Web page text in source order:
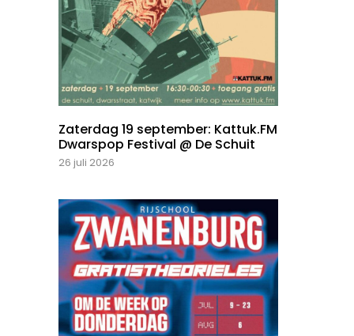
Zaterdag 19 september: Kattuk.FM
Dwarspop Festival @ De Schuit
26 juli 2026